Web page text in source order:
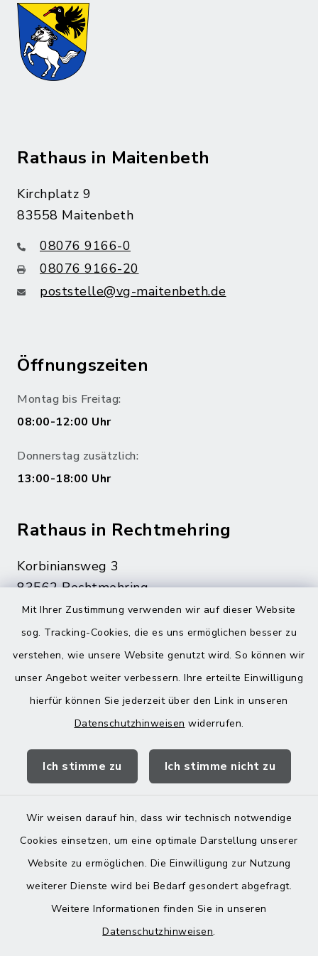
Mit Ihrer Zustimmung verwenden wir auf dieser Website
sog. Tracking-Cookies, die es uns ermöglichen besser zu
verstehen, wie unsere Website genutzt wird. So können wir
unser Angebot weiter verbessern. Ihre erteilte Einwilligung
hierfür können Sie jederzeit über den Link in unseren
Datenschutzhinweisen widerrufen.
Ich stimme zu Ich stimme nicht zu
Wir weisen darauf hin, dass wir technisch notwendige
Cookies einsetzen, um eine optimale Darstellung unserer
Website zu ermöglichen. Die Einwilligung zur Nutzung
weiterer Dienste wird bei Bedarf gesondert abgefragt.
Weitere Informationen finden Sie in unseren
Datenschutzhinweisen.
Rathaus in Maitenbeth
Kirchplatz 9
83558 Maitenbeth
08076 9166-0
08076 9166-20
poststelle@vg-maitenbeth.de
Öffnungszeiten
Montag bis Freitag:
08:00-12:00 Uhr
Donnerstag zusätzlich:
13:00-18:00 Uhr
Rathaus in Rechtmehring
Korbiniansweg 3
83562 Rechtmehring
08076 499
08076 8595
poststelle@vg-maitenbeth.de
Landratsamt Mühldorf
Barrierefreiheit